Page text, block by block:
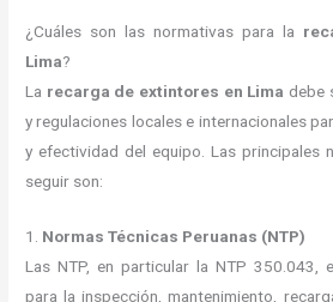
¿Cuáles son las normativas para la
Lima?
La recarga de extintores en Lima debe
y regulaciones locales e internacionales
y efectividad del equipo. Las principales
seguir son:
1. Normas Técnicas Peruanas (NTP)
Las NTP, en particular la NTP 350.043,
para la inspección, mantenimiento,